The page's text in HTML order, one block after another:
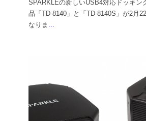
SPARKLEの新しいUSB4対応ドッキン
品「TD-8140」と「TD-8140S」が2月
なりま ...